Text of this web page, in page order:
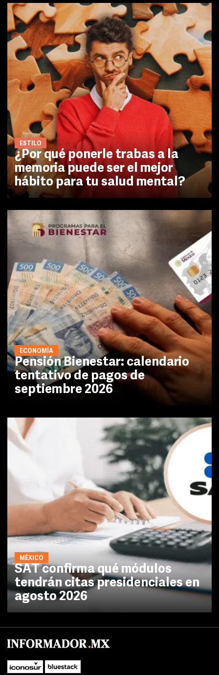
ESTILO
¿Por qué ponerle trabas a la
memoria puede ser el mejor
hábito para tu salud mental?
ECONOMÍA
Pensión Bienestar: calendario
tentativo de pagos de
septiembre 2026
MÉXICO
SAT confirma qué módulos
tendrán citas presidenciales en
agosto 2026